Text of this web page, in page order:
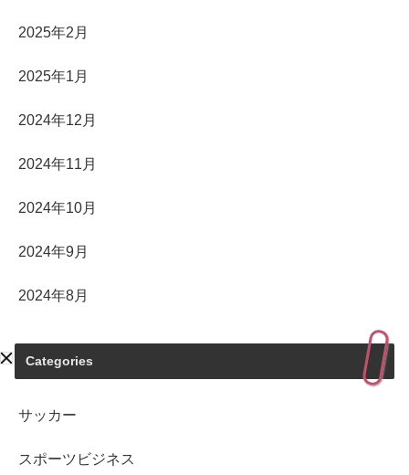
2025年2月
2025年1月
2024年12月
2024年11月
2024年10月
2024年9月
2024年8月
Categories
サッカー
スポーツビジネス